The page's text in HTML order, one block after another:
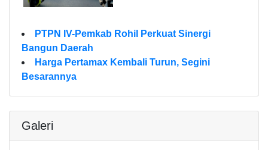
PTPN IV-Pemkab Rohil Perkuat Sinergi
Bangun Daerah
Harga Pertamax Kembali Turun, Segini
Besarannya
Galeri